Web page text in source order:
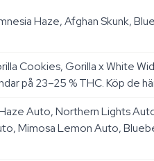
Haze, Afghan Skunk,
Cookies, Gorilla x White
på 23–25 % THC. Köp de
Auto, Northern Lights
Mimosa Lemon Auto,